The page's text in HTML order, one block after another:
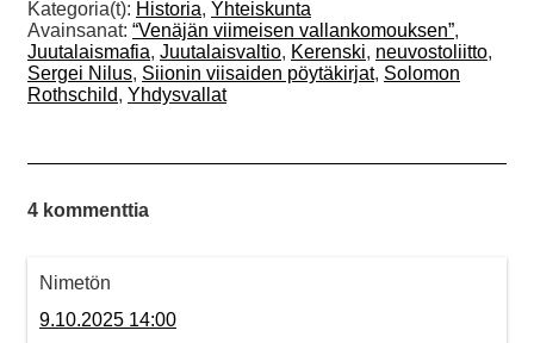
Kategoria(t): Historia, Yhteiskunta
Avainsanat: “Venäjän viimeisen vallankomouksen”,
Juutalaismafia, Juutalaisvaltio, Kerenski, neuvostoliitto,
Sergei Nilus, Siionin viisaiden pöytäkirjat, Solomon
Rothschild, Yhdysvallat
4 kommenttia
Nimetön
9.10.2025 14:00